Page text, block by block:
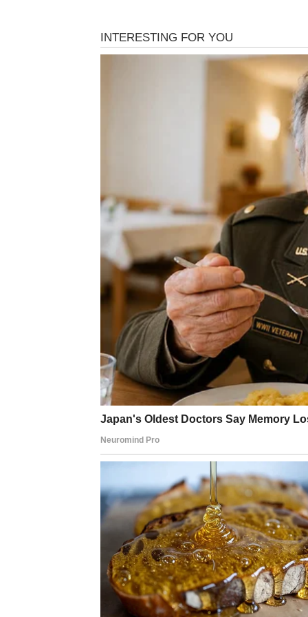
Podrška kod anemije i
Jedna od najvažnijih prednosti koprive jeste
drugim mineralima koji pomažu u stvaranju
osobama koje pate od anemije ili osjećaju
Redovna konzumacija čaja ili svježeg soka
općem jačanju organizma. Posebno je
svima koji žele prirodno ojačati imunitet.
Regulacija šećera u krvi
Kopriva može imati značajnu ulogu u
da određeni spojevi iz ove biljke mogu
konzumiranje dvije do tri šolje čaja dnevno,
Važno je naglasiti da osobe koje već koriste
upotrebe koprive, kako bi se izbjegle moguće
Zdravlje mokraćnog
Ova ljekovita biljka djeluje kao prirodni
doprinosi čišćenju mokraćnih puteva i može
Kopriva se tradicionalno koristi i kao podrška
može olakšati izbacivanje sitnih kamenaca i
može imati preventivni efekat i održavati